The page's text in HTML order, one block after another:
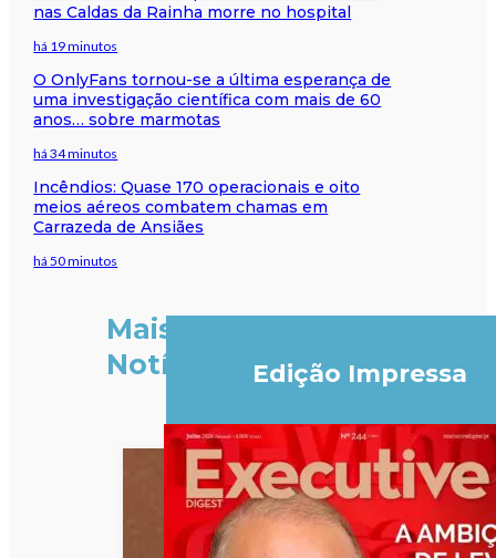
nas Caldas da Rainha morre no hospital
há 19 minutos
O OnlyFans tornou-se a última esperança de
uma investigação científica com mais de 60
anos… sobre marmotas
há 34 minutos
Incêndios: Quase 170 operacionais e oito
meios aéreos combatem chamas em
Carrazeda de Ansiães
há 50 minutos
Mais
Notícias
Edição Impressa